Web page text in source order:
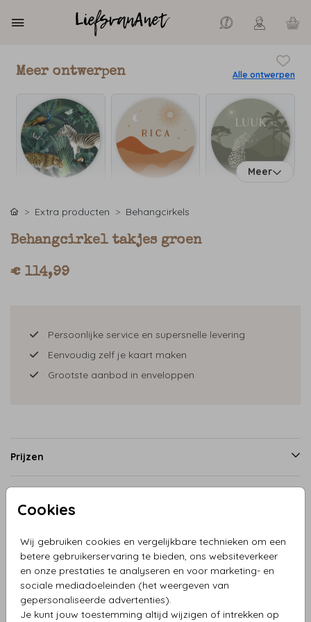
Cookies
Wij gebruiken cookies en vergelijkbare technieken om een
betere gebruikerservaring te bieden, ons websiteverkeer
en onze prestaties te analyseren en voor marketing- en
sociale mediadoeleinden (het weergeven van
gepersonaliseerde advertenties).
Je kunt jouw toestemming altijd wijzigen of intrekken op
Meer ontwerpen Alle ontwerpen
Meer
Extra producten Behangcirkels
Behangcirkel takjes groen
€ 114,99
Persoonlijke service en supersnelle levering
Eenvoudig zelf je kaart maken
Grootste aanbod in enveloppen
Prijzen
Productinformatie
Omschrijving
Behangcirkel takjes groen en blauwe watercolor
achtergrond. Wat een feest.